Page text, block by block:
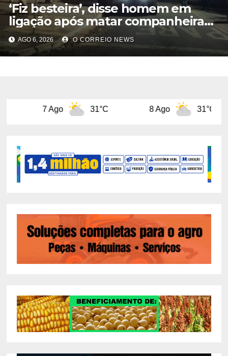
‘Fiz besteira’, disse homem em
ligação após matar companheira
com facadas nas costas em Rio
Verde
AGO 6, 2026 O CORREIO NEWS
31°C 8 Ago 31°C 9 Ago